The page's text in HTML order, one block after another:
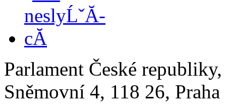
Parlament České
Sněmovní 4, 118 26,